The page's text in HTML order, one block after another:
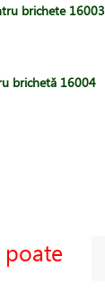
brichete 16003
brichetă 16004